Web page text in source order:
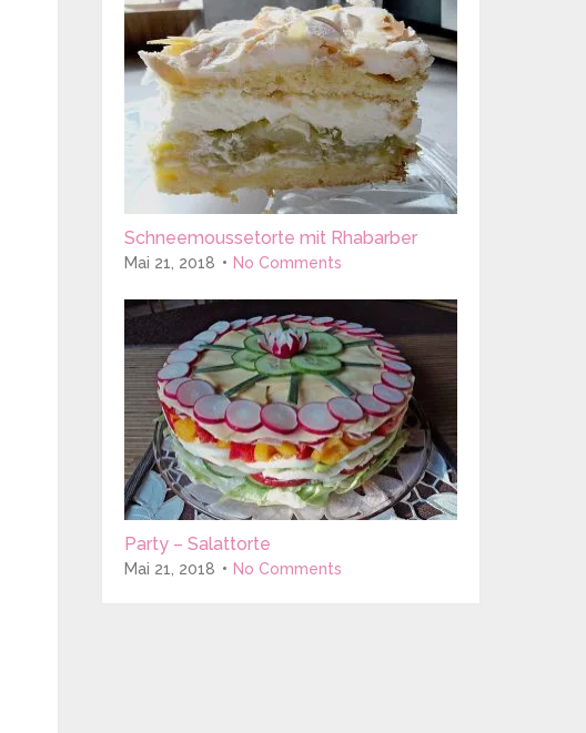
Schneemoussetorte mit Rhabarber
Mai 21, 2018 No Comments
Party – Salattorte
Mai 21, 2018 No Comments